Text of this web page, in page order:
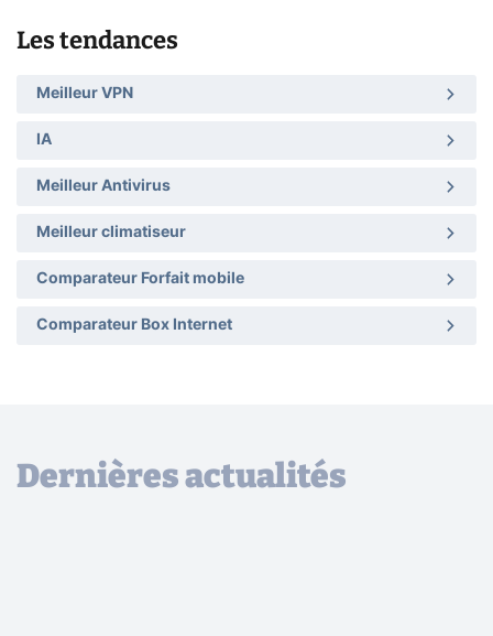
Les tendances
Meilleur VPN
IA
Meilleur Antivirus
Meilleur climatiseur
Comparateur Forfait mobile
Comparateur Box Internet
Dernières actualités